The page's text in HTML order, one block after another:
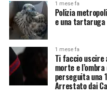
1 mese fa
Polizia
e una tartaruga
1 mese fa
Ti faccio uscire
morte e
perseguita una
Arrestato dai